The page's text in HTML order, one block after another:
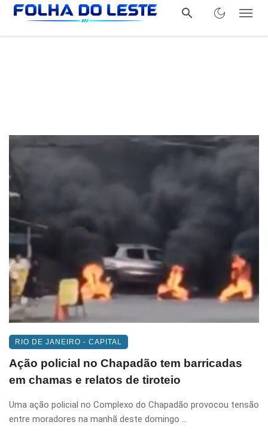
RIO DE JANEIRO - CAPITAL
Ação policial no Chapadão tem barricadas
em chamas e relatos de tiroteio
Uma ação policial no Complexo do Chapadão provocou tensão
entre moradores na manhã deste domingo ...